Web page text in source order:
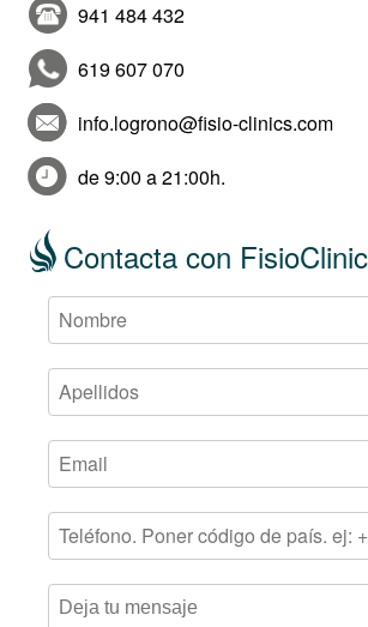
941 484 432
619 607 070
info.logrono@fisio-clinics.com
de 9:00 a 21:00h.
Contacta con